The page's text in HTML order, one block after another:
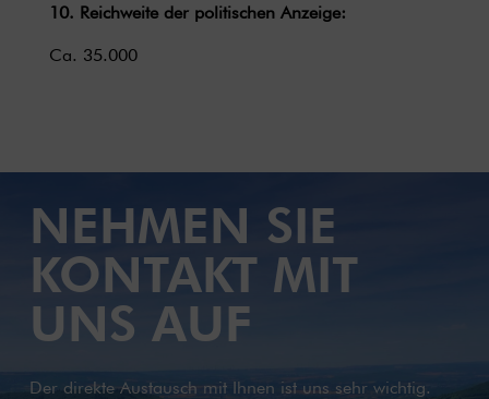
10. Reichweite der politischen Anzeige:
Ca. 35.000
NEHMEN SIE
KONTAKT MIT
UNS AUF
Der direkte Austausch mit Ihnen ist uns sehr wichtig.